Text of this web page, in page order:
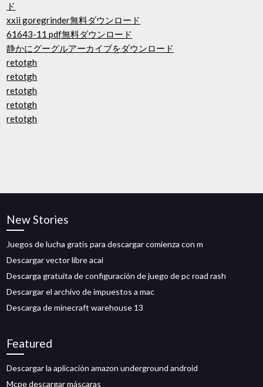
ド
xxii goregrinder無料ダウンロード
61643-11 pdf無料ダウンロード
静かにグーグルアーカイブをダウンロード
retotgh
retotgh
retotgh
retotgh
retotgh
New Stories
Juegos de lucha gratis para descargar comienza con m
Descargar vector libre acai
Descarga gratuita de configuración de juego de pc road rash
Descargar el archivo de impuestos a mac
Descarga de minecraft warehouse 13
Featured
Descargar la aplicación amazon underground android
Mcpe descargar máscaras